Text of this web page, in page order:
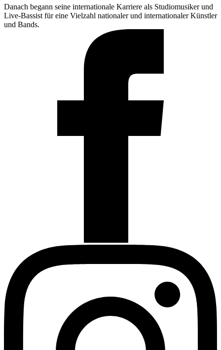
Danach begann seine internationale Karriere als Studiomusiker und
Live-Bassist für eine Vielzahl nationaler und internationaler Künstler
und Bands.